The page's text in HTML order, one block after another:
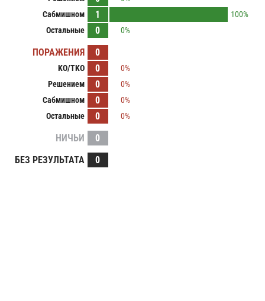
Сабмишном
1
100%
Остальные
0 0%
ПОРАЖЕНИЯ 0
KO/TKO 0
0%
Решением
0
0%
Сабмишном
0
0%
Остальные
0 0%
НИЧЬИ
0
БЕЗ РЕЗУЛЬТАТА
0